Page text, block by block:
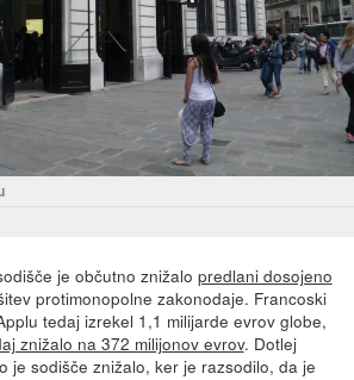
je občutno znižalo predlani dosojeno
protimonopolne zakonodaje. Francoski
tedaj izrekel 1,1 milijarde evrov globe,
znižalo na 372 milijonov evrov. Dotlej
je sodišče znižalo, ker je razsodilo, da je